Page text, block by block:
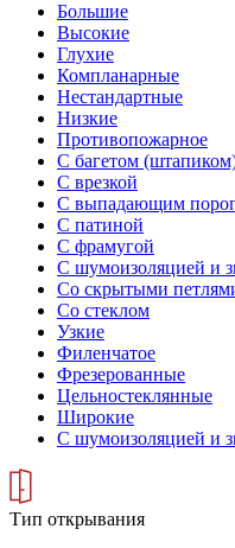
Большие
Высокие
Глухие
Компланарные
Нестандартные
Низкие
Противопожарное
С багетом
С врезкой
С выпадающим
С патиной
С фрамугой
С шумоизоляцией и
Со скрытыми
Со стеклом
Узкие
Филенчатое
Фрезерованные
Цельностеклянные
Широкие
С шумоизоляцией и
Тип открывания